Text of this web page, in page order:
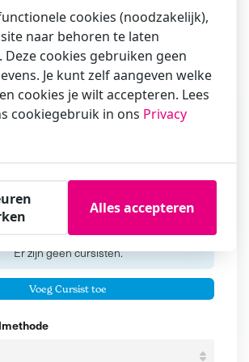
het e-mailadres in waarmee je
correspondeert
ook een cursist?
Er zijn geencursisten.
Voeg Cursist toe
cookies (noodzakelijk),
naar behoren te laten
cookies gebruiken geen
Je kunt zelf aangeven welke
cookies je wilt accepteren. Lees
cookiegebruik in ons Privacy
Alles accepteren